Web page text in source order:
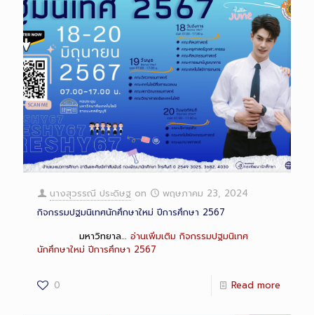
นางสุวรรณี ประดิษฐ on
พฤษภาคม 23, 2024
กิจกรรมปฐมนิเทศนักศึกษาใหม่ ปีการศึกษา 2567
มหาวิทยาล… อ่านเพิ่มเติม กิจกรรมปฐมนิเทศ
นักศึกษาใหม่ ปีการศึกษา 2567
0 Read more